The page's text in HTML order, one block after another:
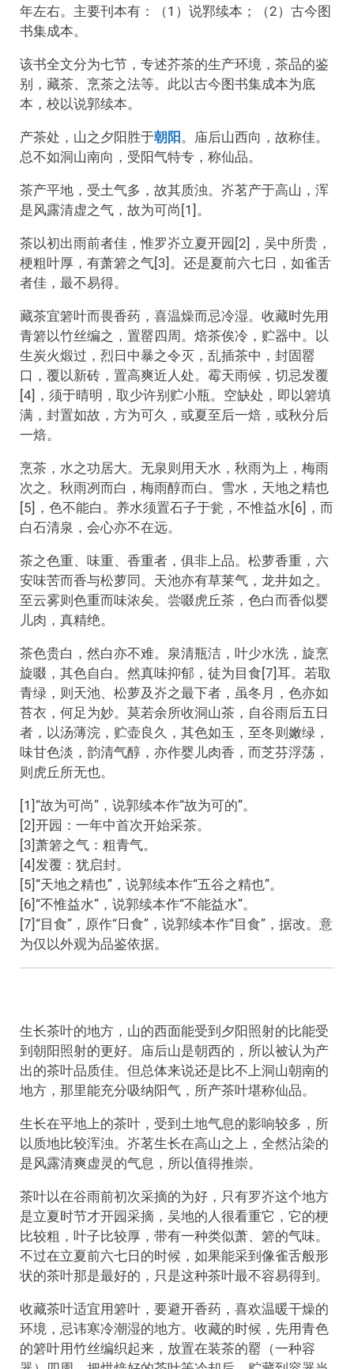
年左右。主要刊本有：（1）说郛续本；（2）古今图
书集成本。
该书全文分为七节，专述芥茶的生产环境，茶品的鉴
别，藏茶、烹茶之法等。此以古今图书集成本为底
本，校以说郭续本。
产茶处，山之夕阳胜于朝阳。庙后山西向，故称佳。
总不如洞山南向，受阳气特专，称仙品。
茶产平地，受土气多，故其质浊。岕茗产于高山，浑
是风露清虚之气，故为可尚[1]。
茶以初出雨前者佳，惟罗岕立夏开园[2]，吴中所贵，
梗粗叶厚，有萧箬之气[3]。还是夏前六七日，如雀舌
者佳，最不易得。
藏茶宜箬叶而畏香药，喜温燥而忌冷湿。收藏时先用
青箬以竹丝编之，置罂四周。焙茶俟冷，贮器中。以
生炭火煅过，烈日中暴之令灭，乱插茶中，封固罂
口，覆以新砖，置高爽近人处。霉天雨候，切忌发覆
[4]，须于晴明，取少许别贮小瓶。空缺处，即以箬填
满，封置如故，方为可久，或夏至后一焙，或秋分后
一焙。
烹茶，水之功居大。无泉则用天水，秋雨为上，梅雨
次之。秋雨冽而白，梅雨醇而白。雪水，天地之精也
[5]，色不能白。养水须置石子于瓮，不惟益水[6]，而
白石清泉，会心亦不在远。
茶之色重、味重、香重者，俱非上品。松萝香重，六
安味苦而香与松萝同。天池亦有草莱气，龙井如之。
至云雾则色重而味浓矣。尝啜虎丘茶，色白而香似婴
儿肉，真精绝。
茶色贵白，然白亦不难。泉清瓶洁，叶少水洗，旋烹
旋啜，其色自白。然真味抑郁，徒为目食[7]耳。若取
青绿，则天池、松萝及岕之最下者，虽冬月，色亦如
苔衣，何足为妙。莫若余所收洞山茶，自谷雨后五日
者，以汤薄浣，贮壶良久，其色如玉，至冬则嫩绿，
味甘色淡，韵清气醇，亦作婴儿肉香，而芝芬浮荡，
则虎丘所无也。
[1]“故为可尚”，说郭续本作“故为可的”。
[2]开园：一年中首次开始采茶。
[3]萧箬之气：粗青气。
[4]发覆：犹启封。
[5]“天地之精也”，说郭续本作“五谷之精也”。
[6]“不惟益水”，说郭续本作“不能益水”。
[7]“目食”，原作“日食”，说郭续本作“目食”，据改。意
为仅以外观为品鉴依据。
生长茶叶的地方，山的西面能受到夕阳照射的比能受
到朝阳照射的更好。庙后山是朝西的，所以被认为产
出的茶叶品质佳。但总体来说还是比不上洞山朝南的
地方，那里能充分吸纳阳气，所产茶叶堪称仙品。
生长在平地上的茶叶，受到土地气息的影响较多，所
以质地比较浑浊。岕茗生长在高山之上，全然沾染的
是风露清爽虚灵的气息，所以值得推崇。
茶叶以在谷雨前初次采摘的为好，只有罗岕这个地方
是立夏时节才开园采摘，吴地的人很看重它，它的梗
比较粗，叶子比较厚，带有一种类似萧、箬的气味。
不过在立夏前六七日的时候，如果能采到像雀舌般形
状的茶叶那是最好的，只是这种茶叶最不容易得到。
收藏茶叶适宜用箬叶，要避开香药，喜欢温暖干燥的
环境，忌讳寒冷潮湿的地方。收藏的时候，先用青色
的箬叶用竹丝编织起来，放置在装茶的罂（一种容